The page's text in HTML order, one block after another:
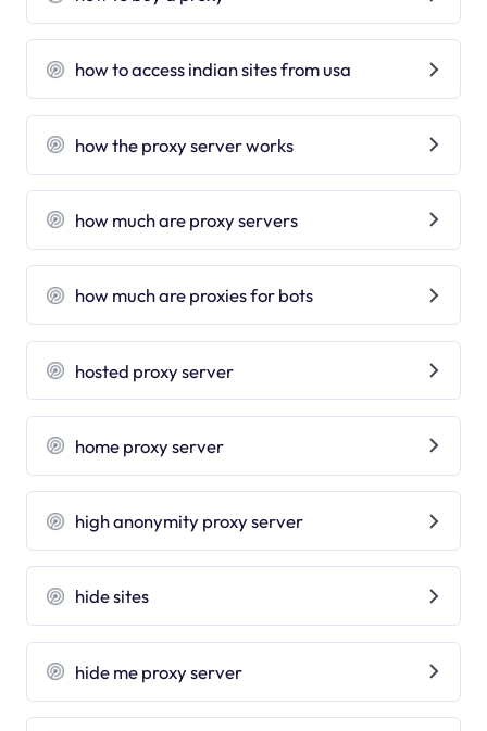
how to access indian sites from usa
how the proxy server works
how much are proxy servers
how much are proxies for bots
hosted proxy server
home proxy server
high anonymity proxy server
hide sites
hide me proxy server